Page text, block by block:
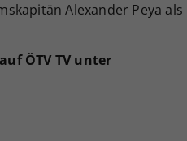
Alexander Peya als
ÖTV TV unter